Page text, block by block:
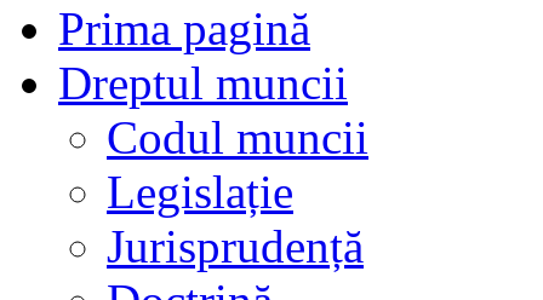
Prima pagină
Dreptul muncii
Codul muncii
Legislație
Jurisprudență